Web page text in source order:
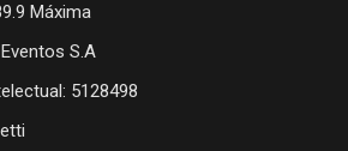
Máxima
S.A
5128498